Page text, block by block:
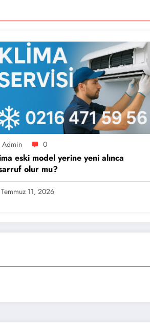
Admin 0
eski model yerine yeni alınca
olur mu?
Temmuz 11, 2026